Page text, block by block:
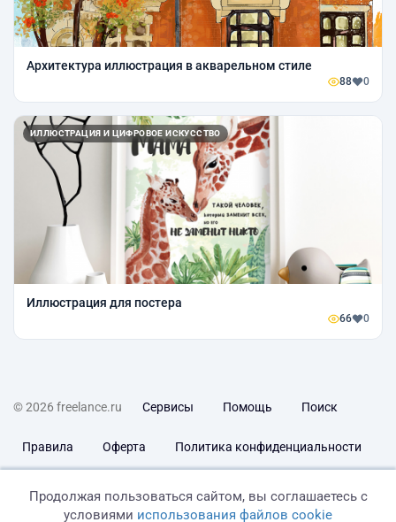
Архитектура иллюстрация в акварельном стиле
88 0
ИЛЛЮСТРАЦИЯ И ЦИФРОВОЕ ИСКУССТВО
Иллюстрация для постера
66 0
© 2026 freelance.ru Сервисы Помощь Поиск
Правила Оферта Политика конфиденциальности
Продолжая пользоваться сайтом, вы соглашаетесь с
условиями использования файлов cookie